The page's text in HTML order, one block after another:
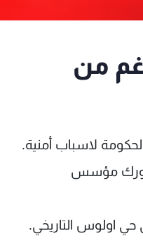
من
لاسباب أمنية.
مؤسس
حي اولوس التاريخي.